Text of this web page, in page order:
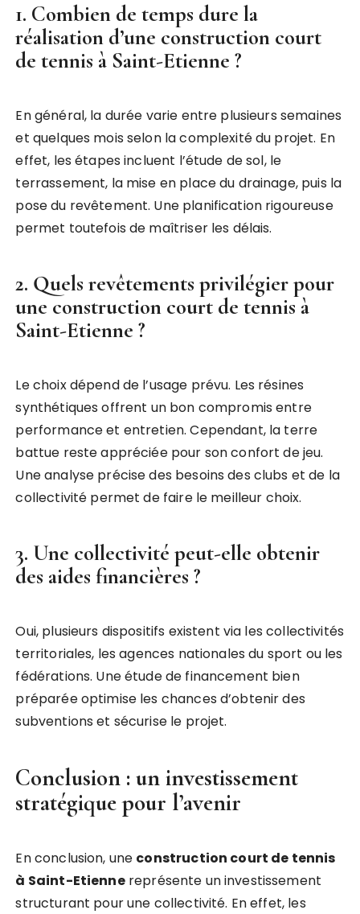
1. Combien de temps dure la
réalisation d’une construction court
de tennis à Saint-Etienne ?
En général, la durée varie entre plusieurs semaines
et quelques mois selon la complexité du projet. En
effet, les étapes incluent l’étude de sol, le
terrassement, la mise en place du drainage, puis la
pose du revêtement. Une planification rigoureuse
permet toutefois de maîtriser les délais.
2. Quels revêtements privilégier pour
une construction court de tennis à
Saint-Etienne ?
Le choix dépend de l’usage prévu. Les résines
synthétiques offrent un bon compromis entre
performance et entretien. Cependant, la terre
battue reste appréciée pour son confort de jeu.
Une analyse précise des besoins des clubs et de la
collectivité permet de faire le meilleur choix.
3. Une collectivité peut-elle obtenir
des aides financières ?
Oui, plusieurs dispositifs existent via les collectivités
territoriales, les agences nationales du sport ou les
fédérations. Une étude de financement bien
préparée optimise les chances d’obtenir des
subventions et sécurise le projet.
Conclusion : un investissement
stratégique pour l’avenir
En conclusion, une construction court de tennis
à Saint-Etiennereprésente un investissement
structurant pour une collectivité. En effet, les